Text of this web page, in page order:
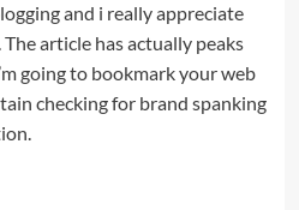
and i really appreciate
article has actually peaks
going to bookmark your web
checking for brand spanking